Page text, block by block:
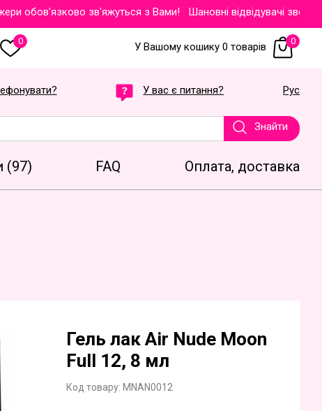
зв'яжуться з Вами!Шановні відвідувачі звертаємо
0 У Вашому кошику 0 товарів 0
У вас є питання? Рус
Знайти
(97) FAQ Оплата, доставка
Гель лак Air Nude Moon
Full 12, 8 мл
Код товару: MNAN0012